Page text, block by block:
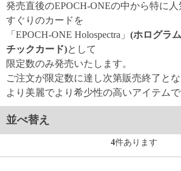
発売直後のEPOCH-ONEの中から特に人
すぐりのカードを
「EPOCH-ONE Holospectra」 (ホログラ
チックカード)として
限定数のみ発売いたします。
ご注文が限定数に達し次第販売終了とな
より美麗でより希少性の高いアイテムで
並べ替え
4件あります